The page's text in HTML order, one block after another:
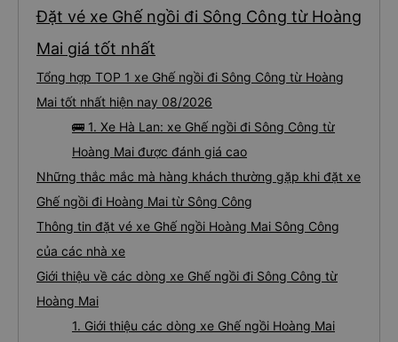
Đặt vé xe Ghế ngồi đi Sông Công từ Hoàng
Mai giá tốt nhất
Tổng hợp TOP 1 xe Ghế ngồi đi Sông Công từ Hoàng
Mai tốt nhất hiện nay 08/2026
🚌 1. Xe Hà Lan: xe Ghế ngồi đi Sông Công từ
Hoàng Mai được đánh giá cao
Những thắc mắc mà hàng khách thường gặp khi đặt xe
Ghế ngồi đi Hoàng Mai từ Sông Công
Thông tin đặt vé xe Ghế ngồi Hoàng Mai Sông Công
của các nhà xe
Giới thiệu về các dòng xe Ghế ngồi đi Sông Công từ
Hoàng Mai
1. Giới thiệu các dòng xe Ghế ngồi Hoàng Mai